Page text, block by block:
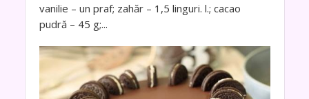
vanilie – un praf; zahăr – 1,5 linguri. l.; cacao
pudră – 45 g;...